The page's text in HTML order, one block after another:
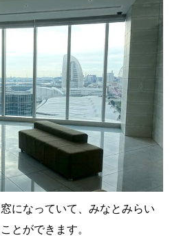
になっていて、みなとみらい
とができます。